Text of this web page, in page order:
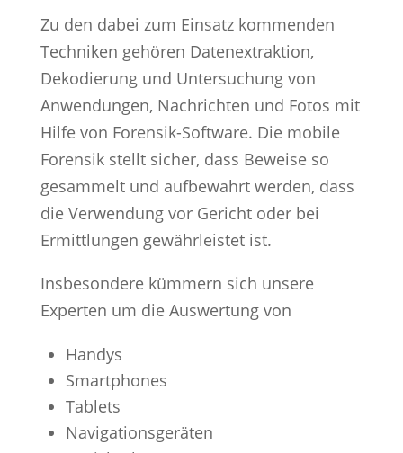
Zu den dabei zum Einsatz kommenden
Techniken gehören Datenextraktion,
Dekodierung und Untersuchung von
Anwendungen, Nachrichten und Fotos mit
Hilfe von Forensik-Software. Die mobile
Forensik stellt sicher, dass Beweise so
gesammelt und aufbewahrt werden, dass
die Verwendung vor Gericht oder bei
Ermittlungen gewährleistet ist.
Insbesondere kümmern sich unsere
Experten um die Auswertung von
Handys
Smartphones
Tablets
Navigationsgeräten